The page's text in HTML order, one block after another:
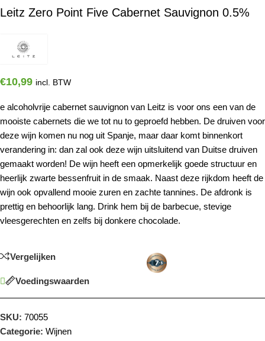
Leitz Zero Point Five Cabernet Sauvignon 0.5%
€10,99 incl. BTW
e alcoholvrije cabernet sauvignon van Leitz is voor ons een van de
mooiste cabernets die we tot nu to geproefd hebben. De druiven voor
deze wijn komen nu nog uit Spanje, maar daar komt binnenkort
verandering in: dan zal ook deze wijn uitsluitend van Duitse druiven
gemaakt worden! De wijn heeft een opmerkelijk goede structuur en
heerlijk zwarte bessenfruit in de smaak. Naast deze rijkdom heeft de
wijn ook opvallend mooie zuren en zachte tannines. De afdronk is
prettig en behoorlijk lang. Drink hem bij de barbecue, stevige
vleesgerechten en zelfs bij donkere chocolade.
Vergelijken
Voedingswaarden
SKU: 70055
Categorie: Wijnen